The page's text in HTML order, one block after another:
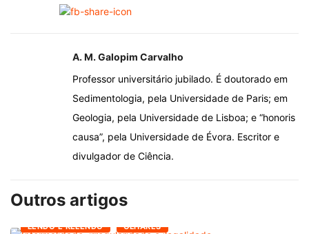
A. M. Galopim Carvalho
Professor universitário jubilado. É doutorado em
Sedimentologia, pela Universidade de Paris; em
Geologia, pela Universidade de Lisboa; e “honoris
causa”, pela Universidade de Évora. Escritor e
divulgador de Ciência.
Outros artigos
LENDO E RELENDO OLHARES